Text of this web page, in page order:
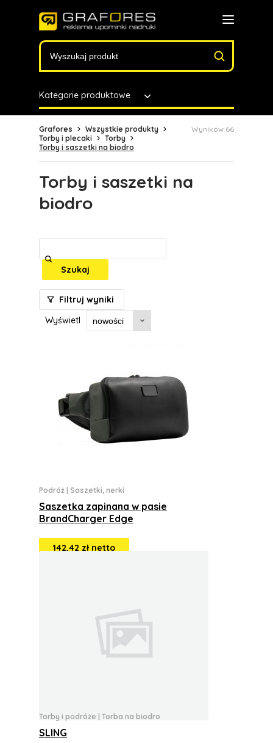
Kategorie produktowe
Grafores
Wszystkie produkty
Torby i plecaki
Torby
Torby i saszetki na biodro
Wyników 66
Torby i saszetki na
biodro
Szukaj
Filtruj wyniki
Wyświetl
Podróż Saszetki, nerki
Saszetka zapinana w pasie
BrandCharger Edge
142,42 zł netto
Torby i podróże Torba na biodro
SLING